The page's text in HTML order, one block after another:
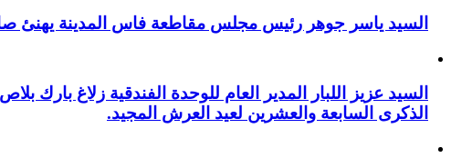
السيد ياسر جوهر رئيس مجلس مقاطعة فاس المدينة يهنئ صاحب الجلالة
السيد عزيز اللبار المدير العام للوحدة الفندقية زلاغ
الذكرى السابعة والعشرين لعيد العرش المجيد.